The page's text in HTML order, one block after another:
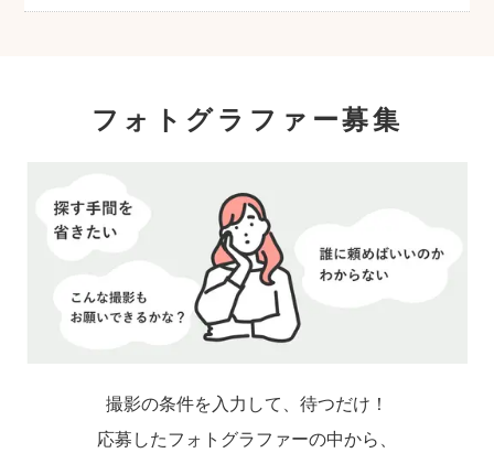
フォトグラファー募集
撮影の条件を入力して、待つだけ！
応募したフォトグラファーの中から、